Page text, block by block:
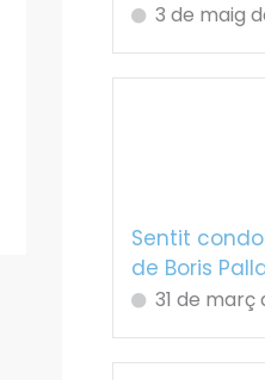
3 de maig
Sentit
de Boris
31 de març